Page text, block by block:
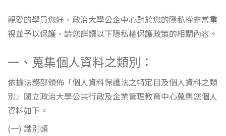
親愛的學員您好，政治大學公企中心對於您的隱私權非常重
視並予以保護，請您詳讀以下隱私權保護政策的相關內容。
一、蒐集個人資料之類別：
依據法務部頒佈「個人資料保護法之特定目及個人資料之類
別」國立政治大學公共行政及企業管理教育中心蒐集您個人
資料如下。
(一) 識別類